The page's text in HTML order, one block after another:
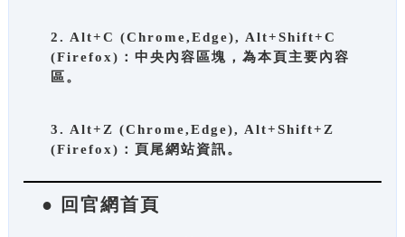
2. Alt+C (Chrome,Edge), Alt+Shift+C
(Firefox)：中央內容區塊，為本頁主要內容
區。
3. Alt+Z (Chrome,Edge), Alt+Shift+Z
(Firefox)：頁尾網站資訊。
● 回官網首頁